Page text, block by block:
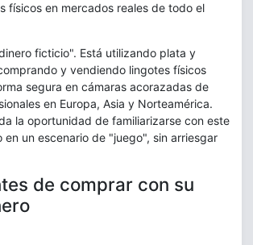
físicos en mercados reales de todo el
ficticio". Está utilizando plata y
y vendiendo lingotes físicos
segura en cámaras acorazadas de
en Europa, Asia y Norteamérica.
la oportunidad de familiarizarse con este
en un escenario de "juego", sin arriesgar
de comprar con su